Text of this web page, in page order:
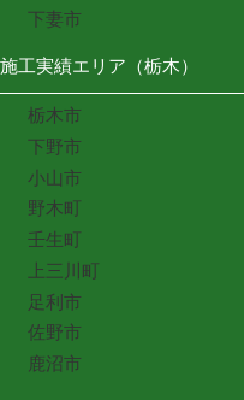
下妻市
施工実績エリア（栃木）
栃木市
下野市
小山市
野木町
壬生町
上三川町
足利市
佐野市
鹿沼市